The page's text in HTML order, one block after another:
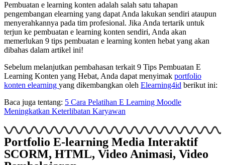
Pembuatan e learning konten adalah salah satu tahapan
pengembangan elearning yang dapat Anda lakukan sendiri ataupun
menyerahkannya pada tim profesional. Jika Anda tertarik untuk
terjun ke pembuatan e learning konten sendiri, Anda akan
memerlukan 9 tips pembuatan e learning konten hebat yang akan
dibahas dalam artikel ini!
Sebelum melanjutkan pembahasan terkait 9 Tips Pembuatan E
Learning Konten yang Hebat, Anda dapat menyimak portfolio
konten elearning yang dikembangkan oleh Elearning4id berikut ini:
Baca juga tentang: 5 Cara Pelatihan E Learning Moodle
Meningkatkan Keterlibatan Karyawan
Portfolio E-learning Media Interaktif
SCORM, HTML, Video Animasi, Video